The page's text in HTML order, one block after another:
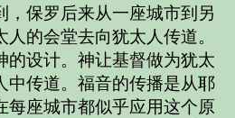
，保罗后来从一座城市到另
的会堂去向犹太人传道。
的设计。神让基督做为犹太
中传道。福音的传播是从耶
每座城市都似乎应用这个原